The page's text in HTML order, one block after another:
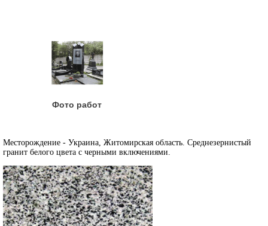
Фото работ
Месторождение - Украина, Житомирская область. Среднезернистый
гранит белого цвета с черными включениями.